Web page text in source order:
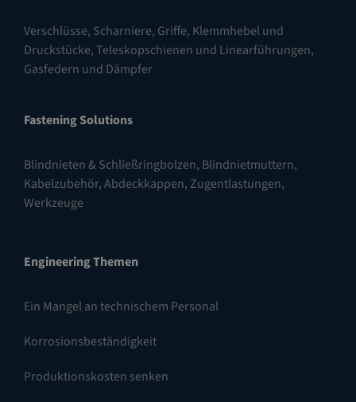
Verschlüsse, Scharniere, Griffe, Klemmhebel und
Druckstücke,Teleskopschienen und Linearführungen,
Gasfedern und Dämpfer
Fastening Solutions
Blindnieten & Schließringbolzen, Blindnietmuttern,
Kabelzubehör, Abdeckkappen, Zugentlastungen,
Werkzeuge
Engineering Themen
Ein Mangel an technischem Personal
Korrosionsbeständigkeit
Produktionskosten senken